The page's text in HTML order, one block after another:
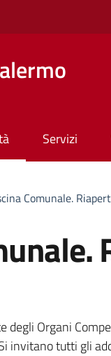
Servizi
Comunale.
notizia
degli Organi
invitano tutti gli